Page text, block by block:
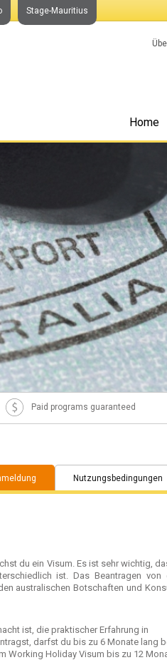
Stage-Mauritius
Home
Paid programs guaranteed
Nutzungsbedingungen
du ein Visum. Es ist sehr wichtig,
ist. Das Beantragen von
australischen Botschaften und
ist, die praktischer Erfahrung in
darfst du bis zu 6 Monate lang
Working Holiday Visum bis zu 12